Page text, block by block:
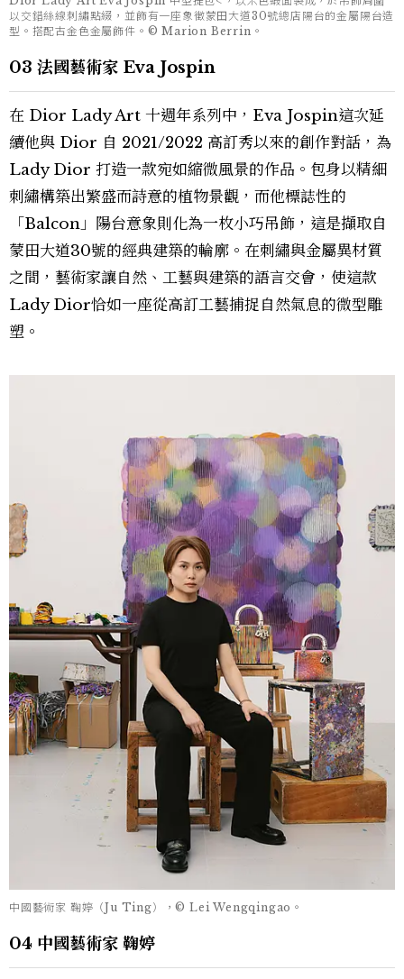
以交錯絲線刺繡點綴，並飾有一座象徵蒙田大道30號總店陽台的金屬陽台造
型。搭配古金色金屬飾件。© Marion Berrin。
03 法國藝術家 Eva Jospin
在 Dior Lady Art 十週年系列中，Eva Jospin這次延
續他與 Dior 自 2021/2022 高訂秀以來的創作對話，為
Lady Dior 打造一款宛如縮微風景的作品。包身以精細
刺繡構築出繁盛而詩意的植物景觀，而他標誌性的
「Balcon」陽台意象則化為一枚小巧吊飾，這是擷取自
蒙田大道30號的經典建築的輪廓。在刺繡與金屬異材質
之間，藝術家讓自然、工藝與建築的語言交會，使這款
Lady Dior恰如一座從高訂工藝捕捉自然氣息的微型雕
塑。
中國藝術家 鞠婷（Ju Ting），© Lei Wengqingao。
04 中國藝術家 鞠婷